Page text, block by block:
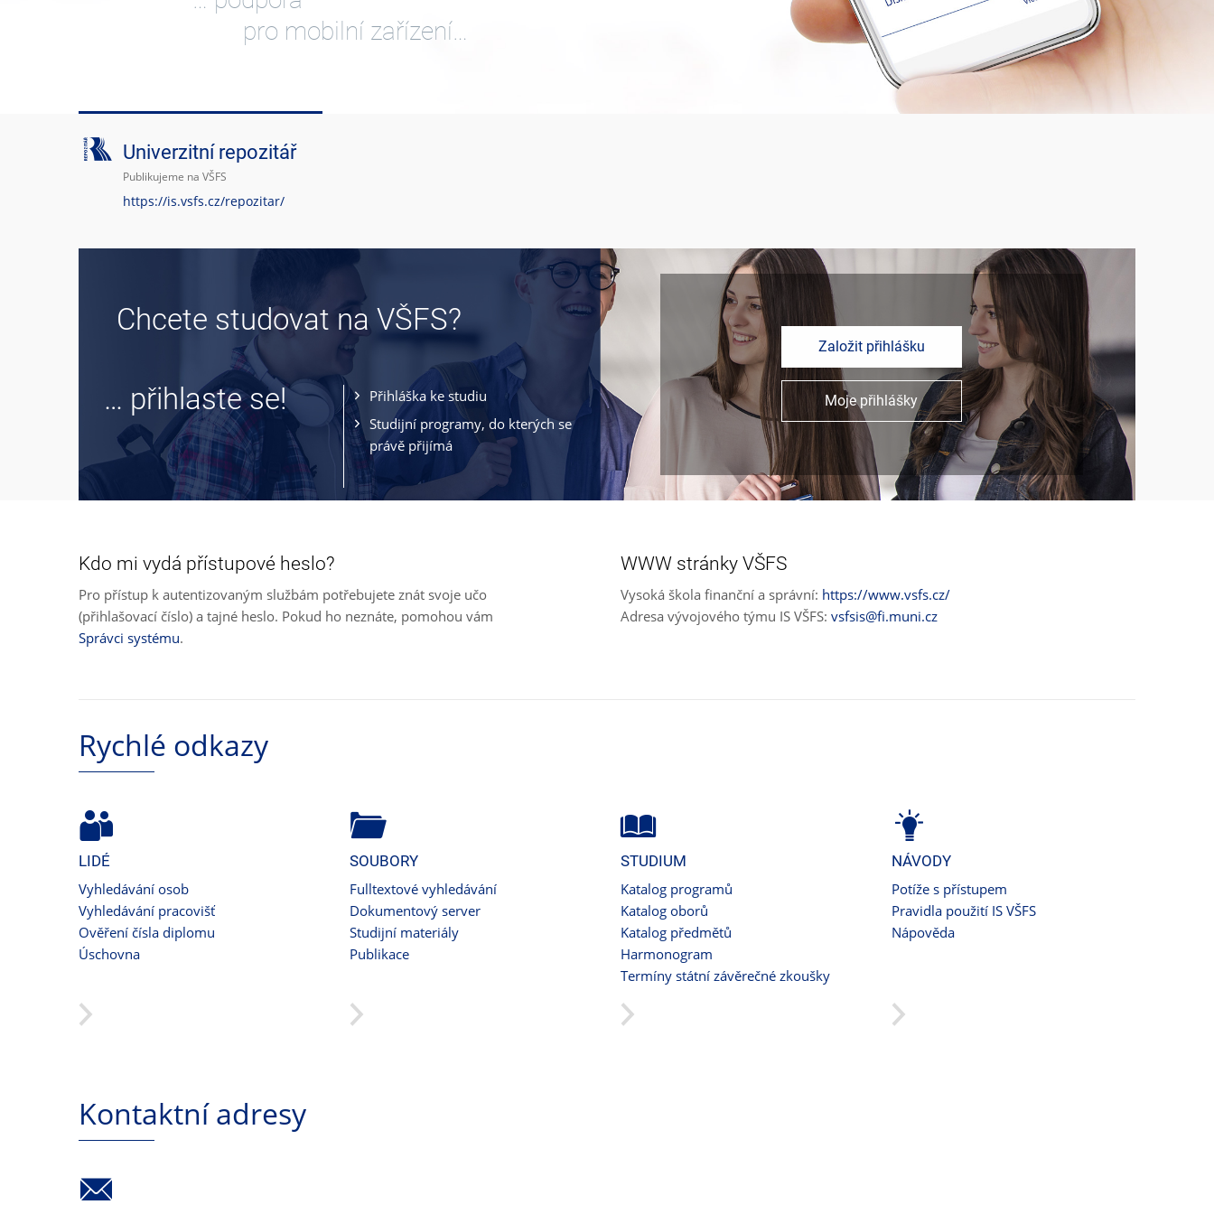
pro mobilní zařízení…
Univerzitní repozitář
Publikujeme na VŠFS
https://is.vsfs.cz/repozitar/
Chcete studovat na VŠFS?
… přihlaste se!
Přihláška ke studiu
Studijní programy, do kterých se
právě přijímá
Založit přihlášku
Moje přihlášky
Kdo mi vydá přístupové heslo?
Pro přístup k autentizovaným službám potřebujete znát svoje učo
(přihlašovací číslo) a tajné heslo. Pokud ho neznáte, pomohou vám
Správci systému.
WWW stránky VŠFS
Vysoká škola finanční a správní: https://www.vsfs.cz/
Adresa vývojového týmu IS VŠFS: vsfsis@fi.muni.cz
Rychlé odkazy
LIDÉ
Vyhledávání osob
Vyhledávání pracovišť
Ověření čísla diplomu
Úschovna
SOUBORY
Fulltextové vyhledávání
Dokumentový server
Studijní materiály
Publikace
STUDIUM
Katalog programů
Katalog oborů
Katalog předmětů
Harmonogram
Termíny státní závěrečné zkoušky
NÁVODY
Potíže s přístupem
Pravidla použití IS VŠFS
Nápověda
Kontaktní adresy